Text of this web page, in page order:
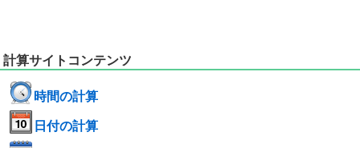
計算サイトコンテンツ
時間の計算
日付の計算